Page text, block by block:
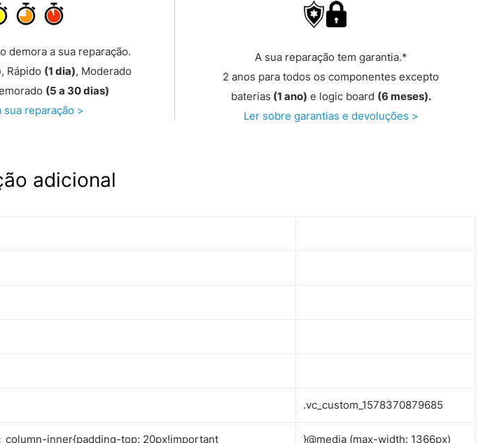
demora a sua reparação.
, Rápido (1 dia), Moderado
(5 a 30 dias)
sua reparação >
A sua reparação tem garantia.*
2 anos para todos os componentes excepto
baterias (1 ano) e logic board (6 meses).
Ler sobre garantias e devoluções >
adicional
.vc_custom_1578370879685
inner{padding-top: 20px!important }@media (max-width: 1366px)